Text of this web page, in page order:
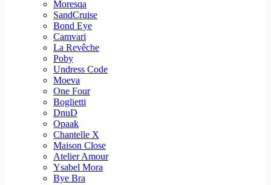
Moresqa
SandCruise
Bond Eye
Camvari
La Revêche
Poby
Undress Code
Moeva
One Four
Boglietti
DnuD
Opaak
Chantelle X
Maison Close
Atelier Amour
Ysabel Mora
Bye Bra